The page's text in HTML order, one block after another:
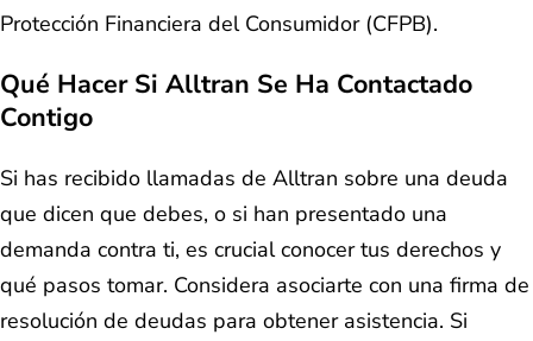
Protección Financiera del Consumidor (CFPB).
Qué Hacer Si Alltran Se Ha Contactado
Contigo
Si has recibido llamadas de Alltran sobre una deuda
que dicen que debes, o si han presentado una
demanda contra ti, es crucial conocer tus derechos y
qué pasos tomar. Considera asociarte con una firma de
resolución de deudas para obtener asistencia. Si